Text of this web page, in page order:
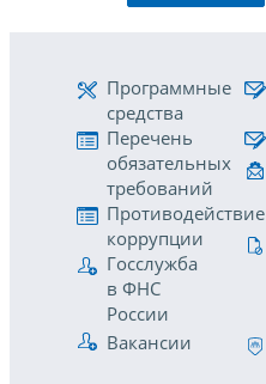
Программные
средства
Перечень
обязательных
требований
Противодействие
коррупции
Госслужба
в ФНС
России
Вакансии